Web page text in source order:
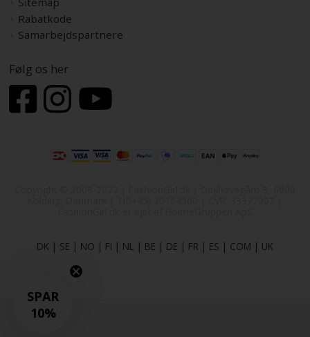
Rabatkode
Samarbejdspartnere
Følg os her
DK | SE | NO | FI | NL | BE | DE | FR | ES | COM | UK
SPAR
10%